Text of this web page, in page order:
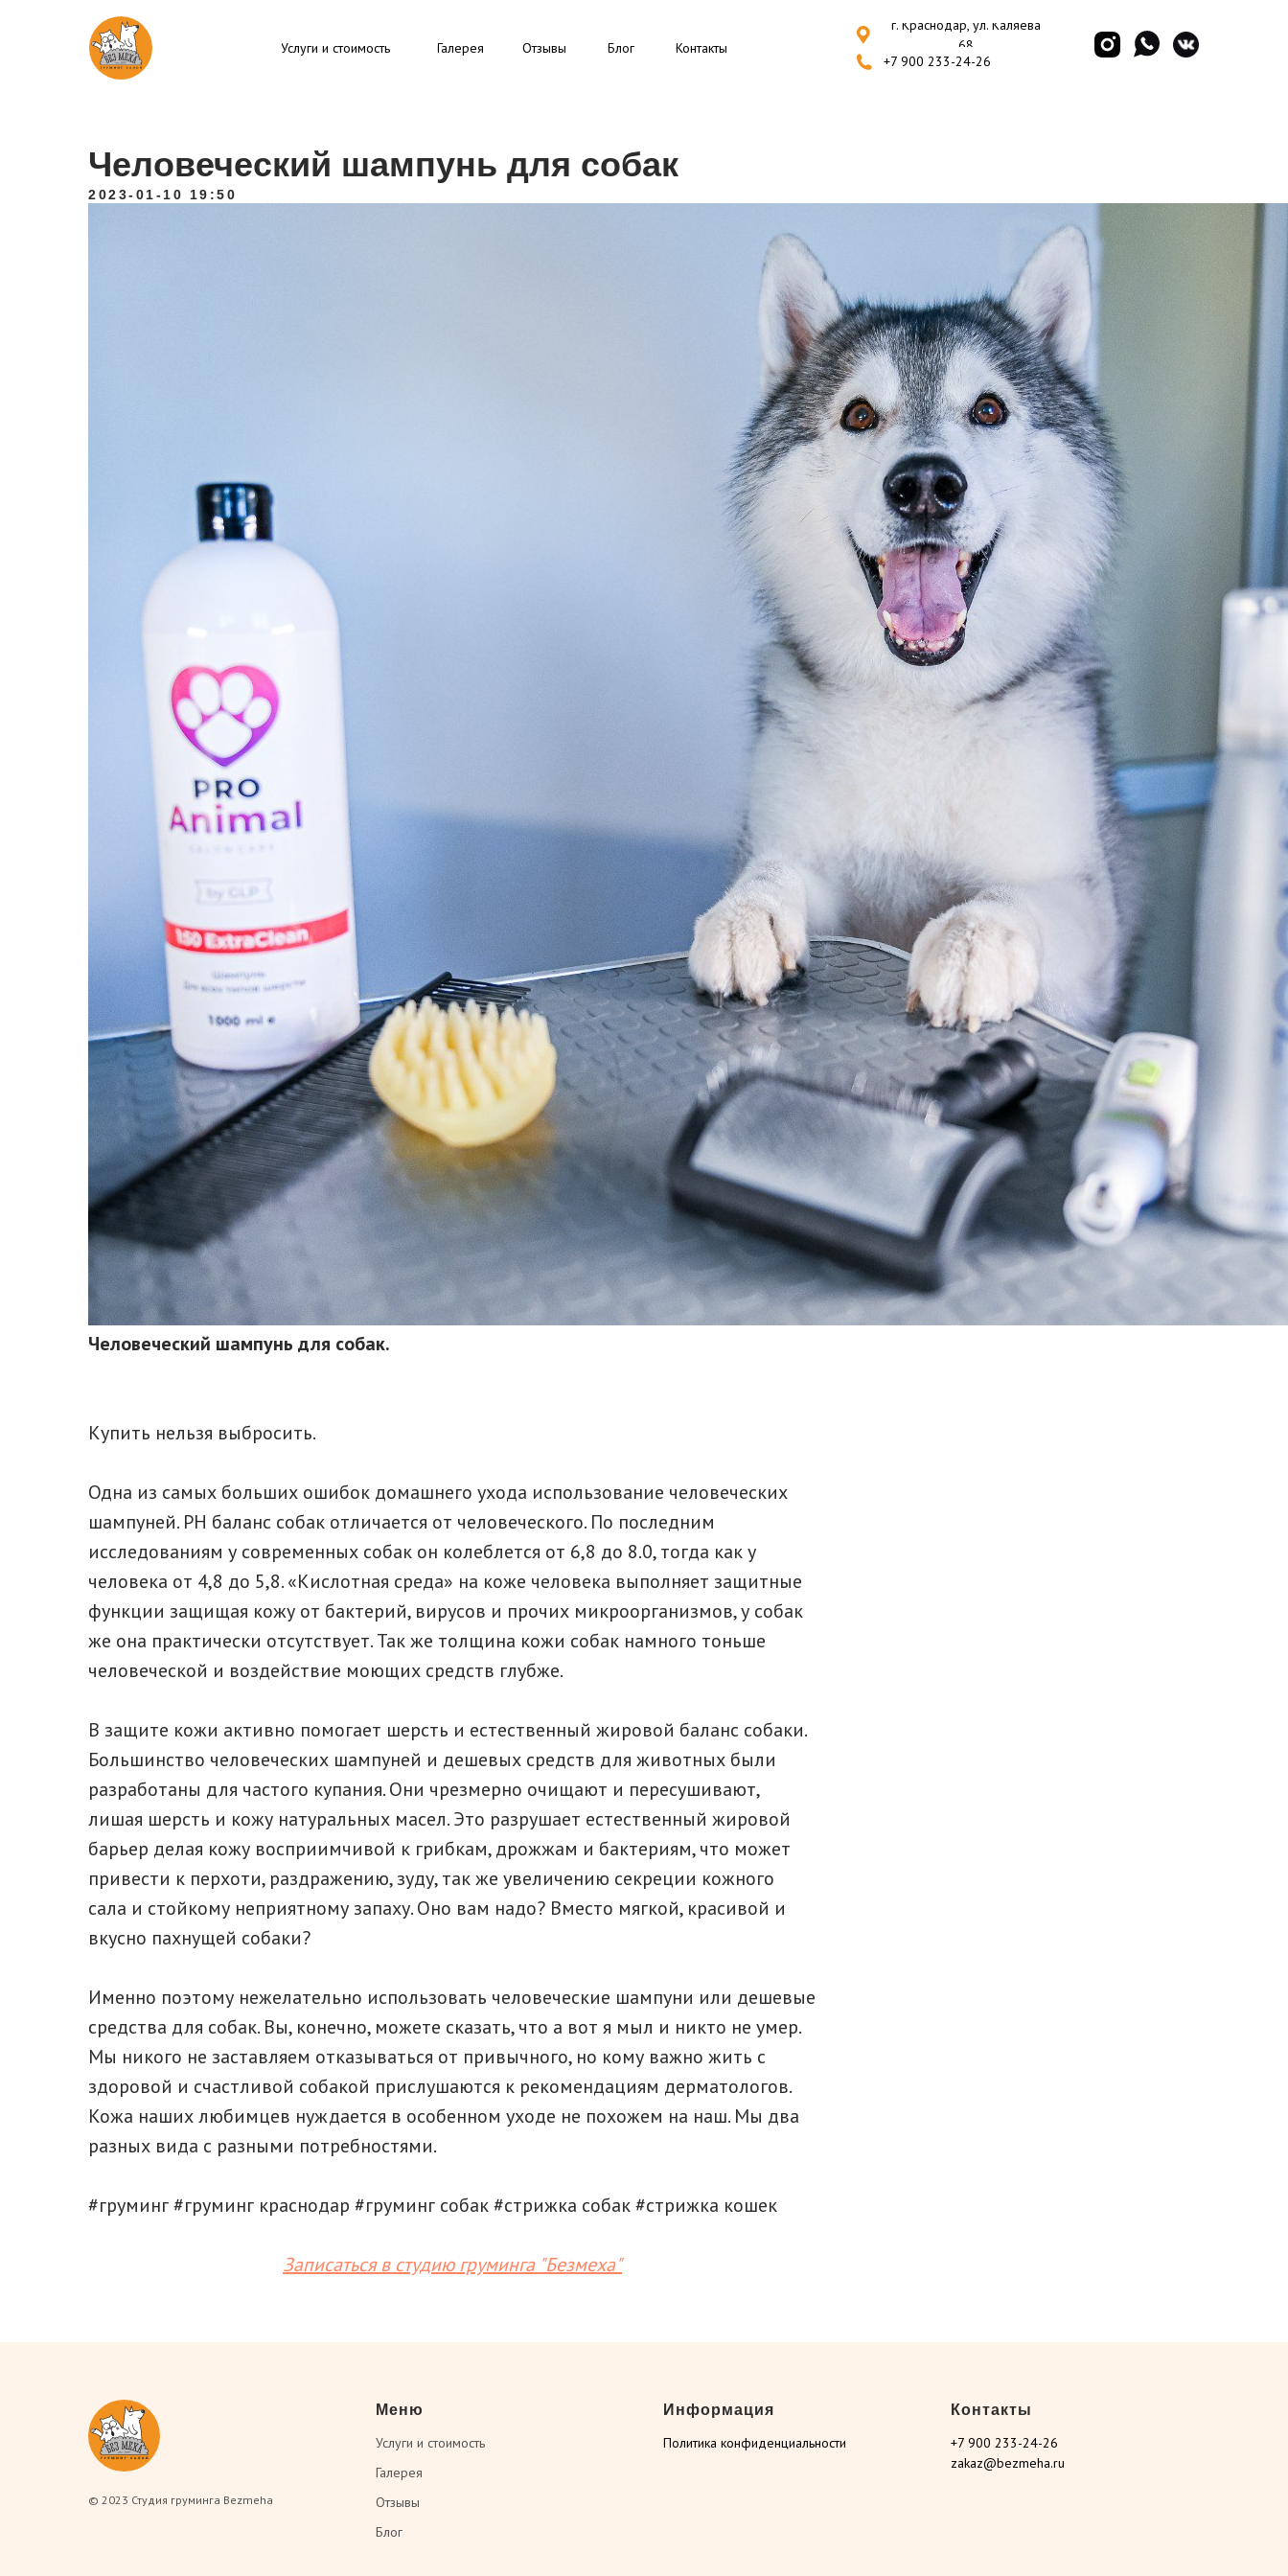
г. Краснодар, ул. Каляева
68
+7 900 233-24-26
Услуги и стоимость Галерея Отзывы Контакты
Блог
Человеческий шампунь для собак
2023-01-10 19:50
Человеческий шампунь для собак.
Купить нельзя выбросить.
Одна из самых больших ошибок домашнего ухода использование человеческих
шампуней. PH баланс собак отличается от человеческого. По последним
исследованиям у современных собак он колеблется от 6,8 до 8.0, тогда как у
человека от 4,8 до 5,8. «Кислотная среда» на коже человека выполняет защитные
функции защищая кожу от бактерий, вирусов и прочих микроорганизмов, у собак
же она практически отсутствует. Так же толщина кожи собак намного тоньше
человеческой и воздействие моющих средств глубже.
В защите кожи активно помогает шерсть и естественный жировой баланс собаки.
Большинство человеческих шампуней и дешевых средств для животных были
разработаны для частого купания. Они чрезмерно очищают и пересушивают,
лишая шерсть и кожу натуральных масел. Это разрушает естественный жировой
барьер делая кожу восприимчивой к грибкам, дрожжам и бактериям, что может
привести к перхоти, раздражению, зуду, так же увеличению секреции кожного
сала и стойкому неприятному запаху. Оно вам надо? Вместо мягкой, красивой и
вкусно пахнущей собаки?
Именно поэтому нежелательно использовать человеческие шампуни или дешевые
средства для собак. Вы, конечно, можете сказать, что а вот я мыл и никто не умер.
Мы никого не заставляем отказываться от привычного, но кому важно жить с
здоровой и счастливой собакой прислушаются к рекомендациям дерматологов.
Кожа наших любимцев нуждается в особенном уходе не похожем на наш. Мы два
разных вида с разными потребностями.
#груминг #груминг краснодар #груминг собак #стрижка собак #стрижка кошек
Записаться в студию груминга "Безмеха"
© 2023 Студия груминга Bezmeha
Меню
Услуги и стоимость
Галерея
Отзывы
Блог
Информация
Политика конфиденциальности
Контакты
+7 900 233-24-26
zakaz@bezmeha.ru